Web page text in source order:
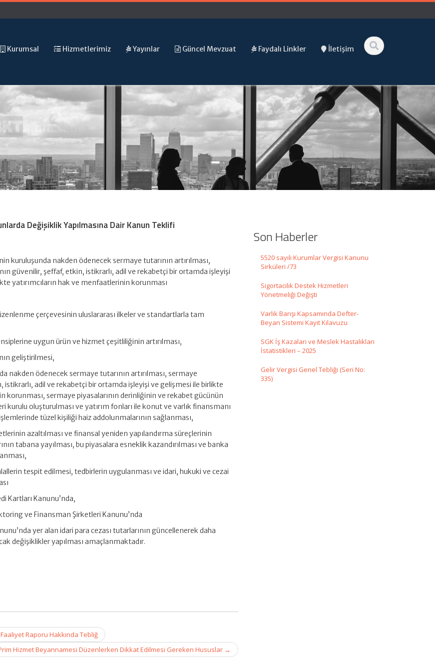
Kurumsal Hizmetlerimiz Yayınlar Güncel Mevzuat Faydalı Linkler İletişim
Değişiklik Yapılmasına Dair Kanun Teklifi
kuruluşunda nakden ödenecek sermaye tutarının artırılması,
güvenilir, şeffaf, etkin, istikrarlı, adil ve rekabetçi bir ortamda işleyişi
yatırımcıların hak ve menfaatlerinin korunması
çerçevesinin uluslararası ilkeler ve standartlarla tam
uygun ürün ve hizmet çeşitliliğinin artırılması,
geliştirilmesi,
nakden ödenecek sermaye tutarının artırılması, sermaye
istikrarlı, adil ve rekabetçi bir ortamda işleyişi ve gelişmesi ile birlikte
korunması, sermaye piyasalarının derinliğinin ve rekabet gücünün
kurulu oluşturulması ve yatırım fonları ile konut ve varlık finansmanı
tüzel kişiliği haiz addolunmalarının sağlanması,
azaltılması ve finansal yeniden yapılandırma süreçlerinin
tabana yayılması, bu piyasalara esneklik kazandırılması ve banka
tespit edilmesi, tedbirlerin uygulanması ve idari, hukuki ve cezai
Kartları Kanunu’nda,
ve Finansman Şirketleri Kanunu’nda
yer alan idari para cezası tutarlarının güncellenerek daha
değişiklikler yapılması amaçlanmaktadır.
Raporu Hakkında Tebliğ
Hizmet Beyannamesi Düzenlerken Dikkat Edilmesi Gereken Hususlar →
Son Haberler
5520 sayılı Kurumlar Vergisi Kanunu
Sirküleri /73
Sigortacılık Destek Hizmetleri
Yönetmeliği Değişti
Varlık Barışı Kapsamında Defter-
Beyan Sistemi Kayıt Kılavuzu
SGK İş Kazaları ve Meslek Hastalıkları
İstatistikleri – 2025
Gelir Vergisi Genel Tebliği (Seri No:
335)